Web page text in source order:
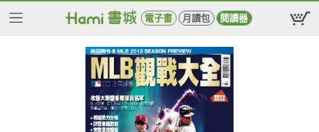
電子書 月讀包 閱讀器